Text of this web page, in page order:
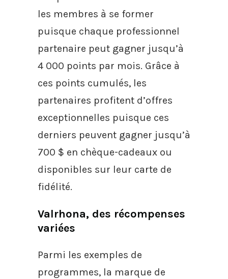
les membres à se former
puisque chaque professionnel
partenaire peut gagner jusqu’à
4 000 points par mois. Grâce à
ces points cumulés, les
partenaires profitent d’offres
exceptionnelles puisque ces
derniers peuvent gagner jusqu’à
700 $ en chèque-cadeaux ou
disponibles sur leur carte de
fidélité.
Valrhona, des récompenses
variées
Parmi les exemples de
programmes, la marque de